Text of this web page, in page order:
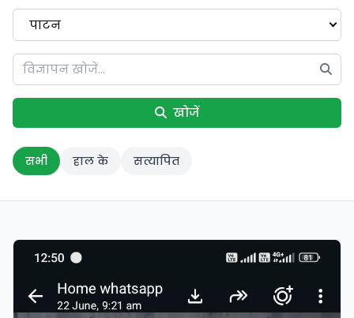
पाटन
खोजें
सभी हाल के सत्यापित